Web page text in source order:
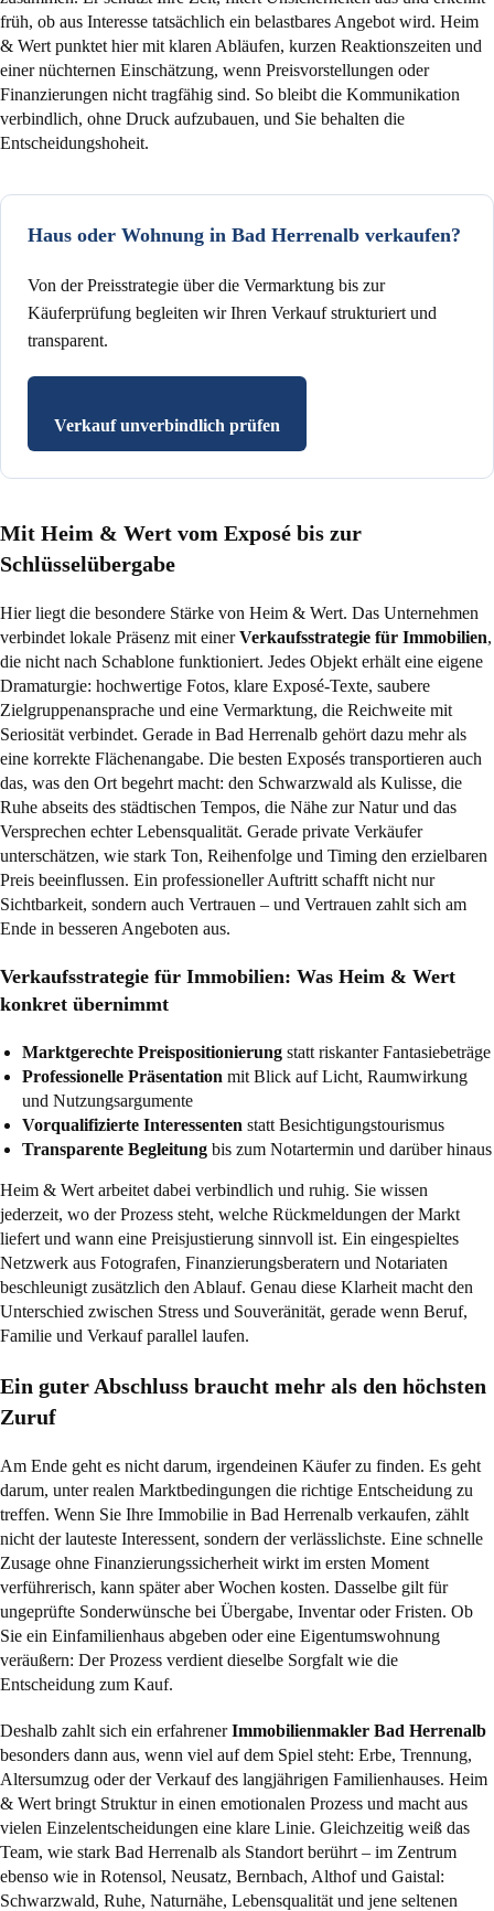
früh, ob aus Interesse tatsächlich ein belastbares Angebot wird. Heim
& Wert punktet hier mit klaren Abläufen, kurzen Reaktionszeiten und
einer nüchternen Einschätzung, wenn Preisvorstellungen oder
Finanzierungen nicht tragfähig sind. So bleibt die Kommunikation
verbindlich, ohne Druck aufzubauen, und Sie behalten die
Entscheidungshoheit.
Haus oder Wohnung in Bad Herrenalb verkaufen?
Von der Preisstrategie über die Vermarktung bis zur
Käuferprüfung begleiten wir Ihren Verkauf strukturiert und
transparent.
Verkauf unverbindlich prüfen
Mit Heim & Wert vom Exposé bis zur
Schlüsselübergabe
Hier liegt die besondere Stärke von Heim & Wert. Das Unternehmen
verbindet lokale Präsenz mit einerVerkaufsstrategie für Immobilien,
die nicht nach Schablone funktioniert. Jedes Objekt erhält eine eigene
Dramaturgie: hochwertige Fotos, klare Exposé-Texte, saubere
Zielgruppenansprache und eine Vermarktung, die Reichweite mit
Seriosität verbindet. Gerade in Bad Herrenalb gehört dazu mehr als
eine korrekte Flächenangabe. Die besten Exposés transportieren auch
das, was den Ort begehrt macht: den Schwarzwald als Kulisse, die
Ruhe abseits des städtischen Tempos, die Nähe zur Natur und das
Versprechen echter Lebensqualität. Gerade private Verkäufer
unterschätzen, wie stark Ton, Reihenfolge und Timing den erzielbaren
Preis beeinflussen. Ein professioneller Auftritt schafft nicht nur
Sichtbarkeit, sondern auch Vertrauen – und Vertrauen zahlt sich am
Ende in besseren Angeboten aus.
Verkaufsstrategie für Immobilien: Was Heim & Wert
konkret übernimmt
Marktgerechte Preispositionierung statt riskanter Fantasiebeträge
Professionelle Präsentation mit Blick auf Licht, Raumwirkung
und Nutzungsargumente
Vorqualifizierte Interessenten statt Besichtigungstourismus
Transparente Begleitung bis zum Notartermin und darüber hinaus
Heim & Wert arbeitet dabei verbindlich und ruhig. Sie wissen
jederzeit, wo der Prozess steht, welche Rückmeldungen der Markt
liefert und wann eine Preisjustierung sinnvoll ist. Ein eingespieltes
Netzwerk aus Fotografen, Finanzierungsberatern und Notariaten
beschleunigt zusätzlich den Ablauf. Genau diese Klarheit macht den
Unterschied zwischen Stress und Souveränität, gerade wenn Beruf,
Familie und Verkauf parallel laufen.
Ein guter Abschluss braucht mehr als den höchsten
Zuruf
Am Ende geht es nicht darum, irgendeinen Käufer zu finden. Es geht
darum, unter realen Marktbedingungen die richtige Entscheidung zu
treffen. Wenn Sie Ihre Immobilie in Bad Herrenalb verkaufen, zählt
nicht der lauteste Interessent, sondern der verlässlichste. Eine schnelle
Zusage ohne Finanzierungssicherheit wirkt im ersten Moment
verführerisch, kann später aber Wochen kosten. Dasselbe gilt für
ungeprüfte Sonderwünsche bei Übergabe, Inventar oder Fristen. Ob
Sie ein Einfamilienhaus abgeben oder eine Eigentumswohnung
veräußern: Der Prozess verdient dieselbe Sorgfalt wie die
Entscheidung zum Kauf.
Deshalb zahlt sich ein erfahrenerImmobilienmakler Bad Herrenalb
besonders dann aus, wenn viel auf dem Spiel steht: Erbe, Trennung,
Altersumzug oder der Verkauf des langjährigen Familienhauses. Heim
& Wert bringt Struktur in einen emotionalen Prozess und macht aus
vielen Einzelentscheidungen eine klare Linie. Gleichzeitig weiß das
Team, wie stark Bad Herrenalb als Standort berührt – im Zentrum
ebenso wie in Rotensol, Neusatz, Bernbach, Althof und Gaistal:
Schwarzwald, Ruhe, Naturnähe, Lebensqualität und jene seltenen